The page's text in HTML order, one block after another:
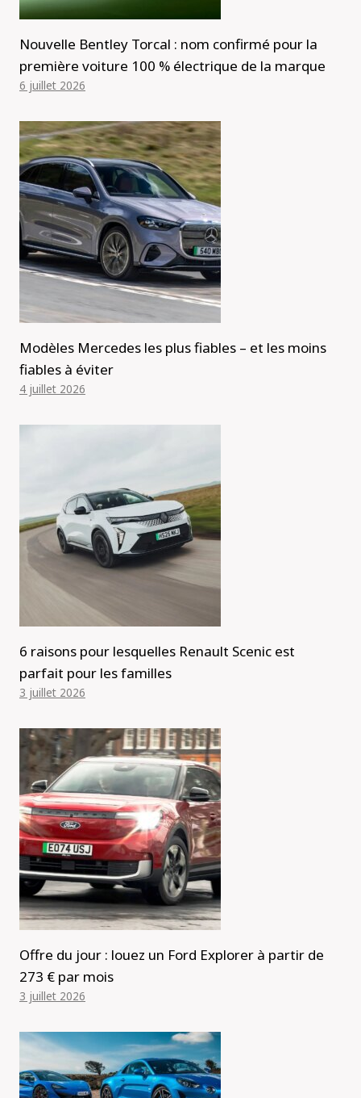
Nouvelle Bentley Torcal : nom confirmé pour la
première voiture 100 % électrique de la marque
6 juillet 2026
Modèles Mercedes les plus fiables – et les moins
fiables à éviter
4 juillet 2026
6 raisons pour lesquelles Renault Scenic est
parfait pour les familles
3 juillet 2026
Offre du jour : louez un Ford Explorer à partir de
273 € par mois
3 juillet 2026